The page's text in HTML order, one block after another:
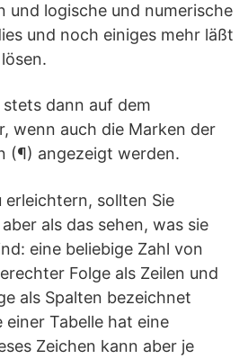
und logische und numerische
und noch einiges mehr läßt
dann auf dem
wenn auch die Marken der
(¶) angezeigt werden.
erleichtern, sollten Sie
als das sehen, was sie
eine beliebige Zahl von
Folge als Zeilen und
als Spalten bezeichnet
einer Tabelle hat eine
Zeichen kann aber je